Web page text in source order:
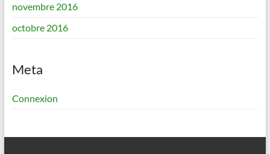
novembre 2016
octobre 2016
Meta
Connexion